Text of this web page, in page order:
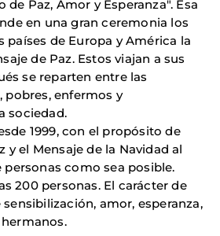
Paz, Amor y Esperanza". Esa
en una gran ceremonia los
países de Europa y América la
de Paz. Estos viajan a sus
se reparten entre las
pobres, enfermos y
sociedad.
1999, con el propósito de
y el Mensaje de la Navidad al
como sea posible.
200 personas. El carácter de
amor, esperanza,